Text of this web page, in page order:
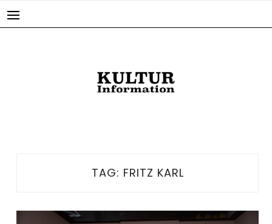
TAG: FRITZ KARL